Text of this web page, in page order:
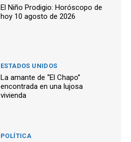
El Niño Prodigio: Horóscopo de
hoy 10 agosto de 2026
ESTADOS UNIDOS
La amante de “El Chapo”
encontrada en una lujosa
vivienda
POLÍTICA